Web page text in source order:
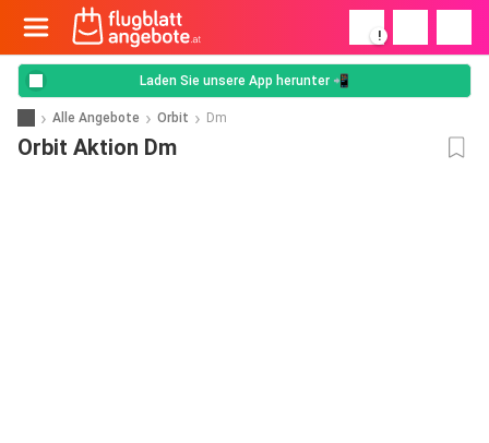
!
Laden Sie unsere App herunter 📲
Alle Angebote Orbit Dm
Orbit Aktion Dm